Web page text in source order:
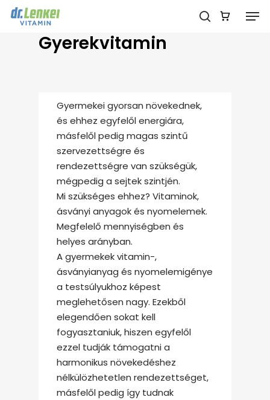
Skip
Gyerekvitamin
Gyermekei gyorsan növekednek,
és ehhez egyfelől energiára,
másfelől pedig magas szintű
szervezettségre és
rendezettségre van szükségük,
mégpedig a sejtek szintjén.
Mi szükséges ehhez? Vitaminok,
ásványi anyagok és nyomelemek.
Megfelelő mennyiségben és
helyes arányban.
A gyermekek vitamin-,
ásványianyag és nyomelemigénye
a testsúlyukhoz képest
meglehetősen nagy. Ezekből
elegendően sokat kell
fogyasztaniuk, hiszen egyfelől
ezzel tudják támogatni a
harmonikus növekedéshez
nélkülözhetetlen rendezettséget,
másfelől pedig így tudnak